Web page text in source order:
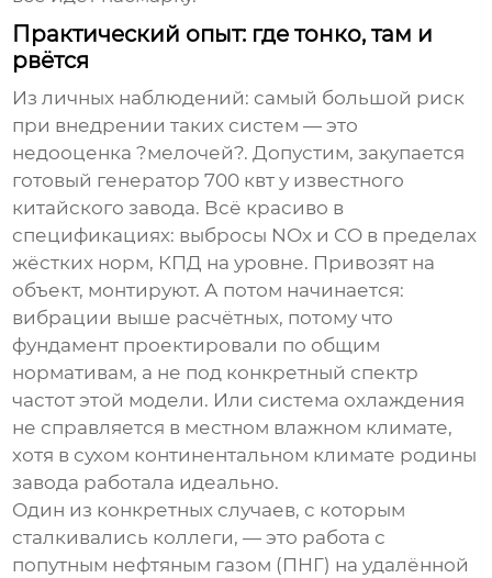
Практический опыт: где тонко, там и
рвётся
Из личных наблюдений: самый большой риск
при внедрении таких систем — это
недооценка ?мелочей?. Допустим, закупается
готовый генератор 700 квт у известного
китайского завода. Всё красиво в
спецификациях: выбросы NOx и CO в пределах
жёстких норм, КПД на уровне. Привозят на
объект, монтируют. А потом начинается:
вибрации выше расчётных, потому что
фундамент проектировали по общим
нормативам, а не под конкретный спектр
частот этой модели. Или система охлаждения
не справляется в местном влажном климате,
хотя в сухом континентальном климате родины
завода работала идеально.
Один из конкретных случаев, с которым
сталкивались коллеги, — это работа с
попутным нефтяным газом (ПНГ) на удалённой